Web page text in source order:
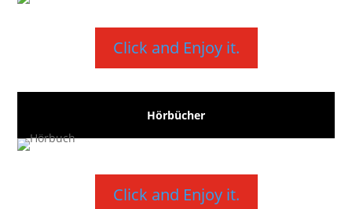
Click and Enjoy it.
Hörbücher
Click and Enjoy it.